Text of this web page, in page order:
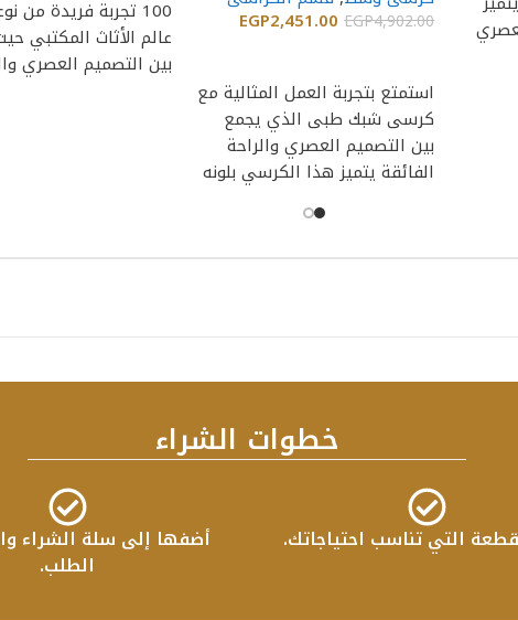
EGP4,902.00
EGP2,451.00
استمتع بتجربة العمل المثالية مع
كرسى شبك طبى الذي يجمع
بين التصميم العصري والراحة
الفائقة يتميز هذا الكرسي بلونه
100 تجربة فريدة
عالم الأثاث المكتبي
بين التصميم العصري
خطوات الشراء
التي تناسب احتياجاتك.
أضفها إلى سلة الشراء
الطلب.